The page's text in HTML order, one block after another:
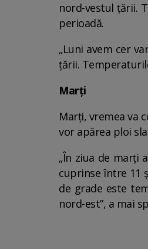
nord-vestul țării.
perioadă.
„Luni avem cer
țării.
Marți
Marți, vremea va
vor apărea ploi
„În ziua de marți
cuprinse între 11
de grade este
nord-est”, a mai